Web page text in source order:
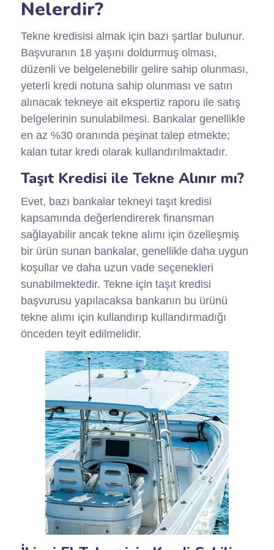
Nelerdir?
Tekne kredisisi almak için bazı şartlar bulunur.
Başvuranın 18 yaşını doldurmuş olması,
düzenli ve belgelenebilir gelire sahip olunması,
yeterli kredi notuna sahip olunması ve satın
alınacak tekneye ait ekspertiz raporu ile satış
belgelerinin sunulabilmesi. Bankalar genellikle
en az %30 oranında peşinat talep etmekte;
kalan tutar kredi olarak kullandırılmaktadır.
Taşıt Kredisi ile Tekne Alınır mı?
Evet, bazı bankalar tekneyi taşıt kredisi
kapsamında değerlendirerek finansman
sağlayabilir ancak tekne alımı için özelleşmiş
bir ürün sunan bankalar, genellikle daha uygun
koşullar ve daha uzun vade seçenekleri
sunabilmektedir. Tekne için taşıt kredisi
başvurusu yapılacaksa bankanın bu ürünü
tekne alımı için kullandırıp kullandırmadığı
önceden teyit edilmelidir.